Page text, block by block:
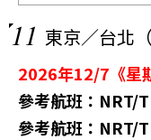
11 東京／台北（
2026年12/7《星
參考航班：NRT/
參考航班：NRT/